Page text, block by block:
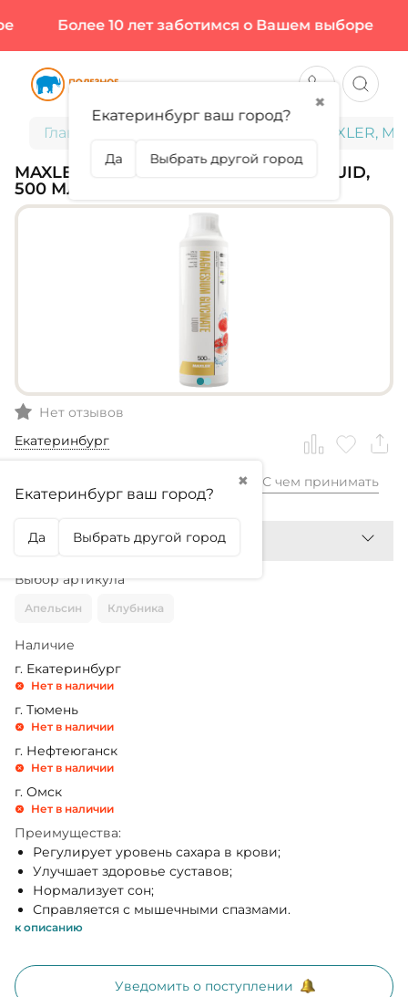
Более 10 лет заботимся о Вашем выборе
Главная MAXLER,
MAXLER, MAGNESIUM GLYCINATE LIQUID,
500 МЛ (20 ПОРЦИЙ)
Нет отзывов
Екатеринбург
✖
Екатеринбург ваш город?
Да Выбрать другой город
1 599,99₽ С чем принимать
Выбор артикула
Апельсин Клубника
Наличие
г. Екатеринбург
Нет в наличии
г. Тюмень
Нет в наличии
г. Нефтеюганск
Нет в наличии
г. Омск
Нет в наличии
Преимущества:
Регулирует уровень сахара в крови;
Улучшает здоровье суставов;
Нормализует сон;
Справляется с мышечными спазмами.
к описанию
Уведомить о поступлении
✖
Екатеринбург ваш город?
Да Выбрать другой город